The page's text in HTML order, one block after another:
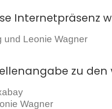
Internetpräsenz
und Leonie Wagner
zu den
Wagner